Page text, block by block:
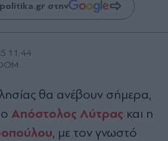
στην
11:44
θα ανέβουν σήμερα,
Απόστολος Λύτρας και η
, με τον γνωστό